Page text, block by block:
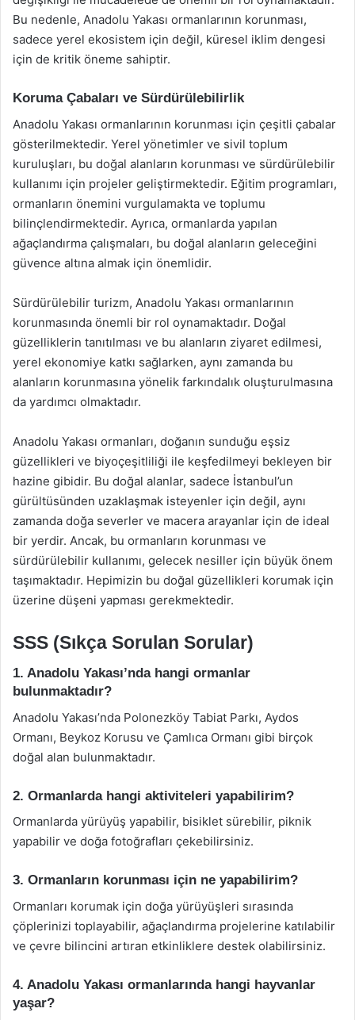
Bu nedenle, Anadolu Yakası ormanlarının korunması,
sadece yerel ekosistem için değil, küresel iklim dengesi
için de kritik öneme sahiptir.
Koruma Çabaları ve Sürdürülebilirlik
Anadolu Yakası ormanlarının korunması için çeşitli çabalar
gösterilmektedir. Yerel yönetimler ve sivil toplum
kuruluşları, bu doğal alanların korunması ve sürdürülebilir
kullanımı için projeler geliştirmektedir. Eğitim programları,
ormanların önemini vurgulamakta ve toplumu
bilinçlendirmektedir. Ayrıca, ormanlarda yapılan
ağaçlandırma çalışmaları, bu doğal alanların geleceğini
güvence altına almak için önemlidir.
Sürdürülebilir turizm, Anadolu Yakası ormanlarının
korunmasında önemli bir rol oynamaktadır. Doğal
güzelliklerin tanıtılması ve bu alanların ziyaret edilmesi,
yerel ekonomiye katkı sağlarken, aynı zamanda bu
alanların korunmasına yönelik farkındalık oluşturulmasına
da yardımcı olmaktadır.
Anadolu Yakası ormanları, doğanın sunduğu eşsiz
güzellikleri ve biyoçeşitliliği ile keşfedilmeyi bekleyen bir
hazine gibidir. Bu doğal alanlar, sadece İstanbul’un
gürültüsünden uzaklaşmak isteyenler için değil, aynı
zamanda doğa severler ve macera arayanlar için de ideal
bir yerdir. Ancak, bu ormanların korunması ve
sürdürülebilir kullanımı, gelecek nesiller için büyük önem
taşımaktadır. Hepimizin bu doğal güzellikleri korumak için
üzerine düşeni yapması gerekmektedir.
SSS (Sıkça Sorulan Sorular)
1. Anadolu Yakası’nda hangi ormanlar
bulunmaktadır?
Anadolu Yakası’nda Polonezköy Tabiat Parkı, Aydos
Ormanı, Beykoz Korusu ve Çamlıca Ormanı gibi birçok
doğal alan bulunmaktadır.
2. Ormanlarda hangi aktiviteleri yapabilirim?
Ormanlarda yürüyüş yapabilir, bisiklet sürebilir, piknik
yapabilir ve doğa fotoğrafları çekebilirsiniz.
3. Ormanların korunması için ne yapabilirim?
Ormanları korumak için doğa yürüyüşleri sırasında
çöplerinizi toplayabilir, ağaçlandırma projelerine katılabilir
ve çevre bilincini artıran etkinliklere destek olabilirsiniz.
4. Anadolu Yakası ormanlarında hangi hayvanlar
yaşar?